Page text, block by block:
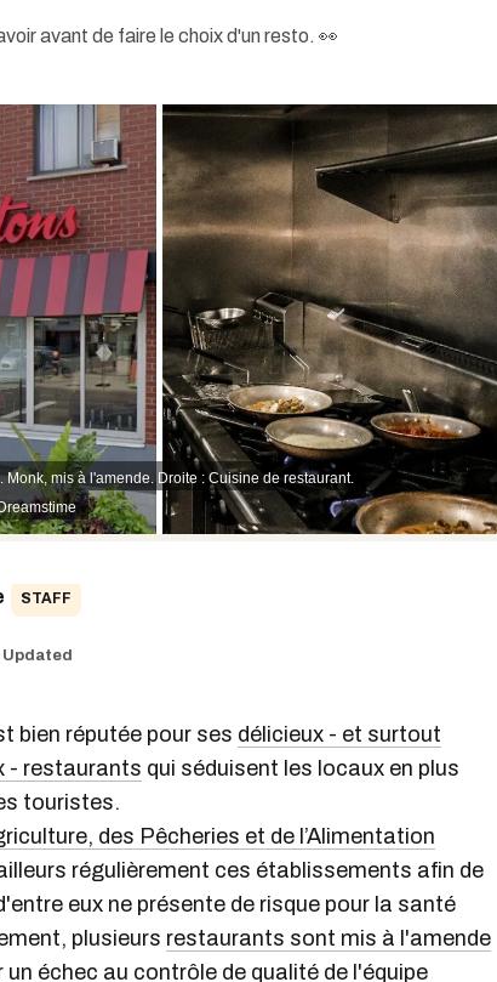
avant de faire le choix d'un resto. 👀
mis à l'amende. Droite : Cuisine de restaurant.
STAFF
Updated
bien réputée pour ses délicieux - et surtout
- restaurants qui séduisent les locaux en plus
touristes.
des Pêcheries et de l’Alimentation
régulièrement ces établissements afin de
eux ne présente de risque pour la santé
plusieurs restaurants sont mis à l'amende
un échec au contrôle de qualité de l'équipe